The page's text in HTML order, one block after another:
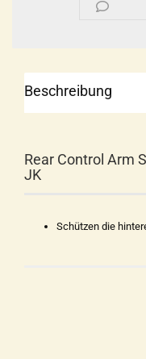
Beschreibung
Rear Control Arm
JK
Schützen die